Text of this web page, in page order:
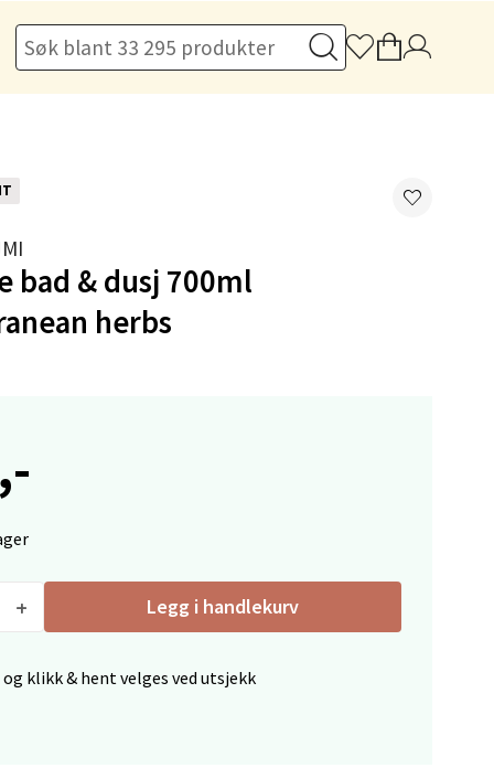
bad & dusj 700ml
herbs
Legg i handlekurv
klikk & hent velges ved utsjekk